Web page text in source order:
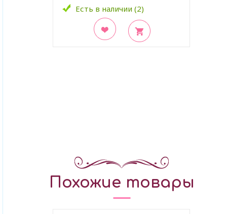
Есть в наличии (2)
Похожие товары